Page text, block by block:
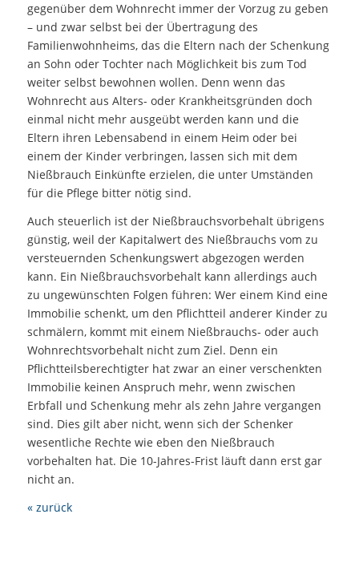
gegenüber dem Wohnrecht immer der Vorzug zu geben
– und zwar selbst bei der Übertragung des
Familienwohnheims, das die Eltern nach der Schenkung
an Sohn oder Tochter nach Möglichkeit bis zum Tod
weiter selbst bewohnen wollen. Denn wenn das
Wohnrecht aus Alters- oder Krankheitsgründen doch
einmal nicht mehr ausgeübt werden kann und die
Eltern ihren Lebensabend in einem Heim oder bei
einem der Kinder verbringen, lassen sich mit dem
Nießbrauch Einkünfte erzielen, die unter Umständen
für die Pflege bitter nötig sind.
Auch steuerlich ist der Nießbrauchsvorbehalt übrigens
günstig, weil der Kapitalwert des Nießbrauchs vom zu
versteuernden Schenkungswert abgezogen werden
kann. Ein Nießbrauchsvorbehalt kann allerdings auch
zu ungewünschten Folgen führen: Wer einem Kind eine
Immobilie schenkt, um den Pflichtteil anderer Kinder zu
schmälern, kommt mit einem Nießbrauchs- oder auch
Wohnrechtsvorbehalt nicht zum Ziel. Denn ein
Pflichtteilsberechtigter hat zwar an einer verschenkten
Immobilie keinen Anspruch mehr, wenn zwischen
Erbfall und Schenkung mehr als zehn Jahre vergangen
sind. Dies gilt aber nicht, wenn sich der Schenker
wesentliche Rechte wie eben den Nießbrauch
vorbehalten hat. Die 10-Jahres-Frist läuft dann erst gar
nicht an.
« zurück